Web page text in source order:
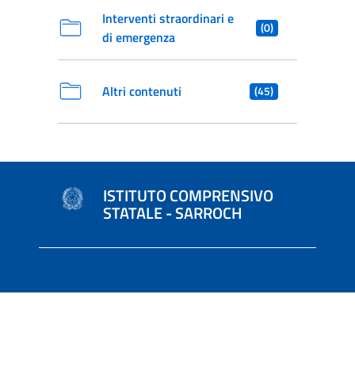
Interventi straordinari e
di emergenza
(0)
Altri contenuti (45)
ISTITUTO COMPRENSIVO
STATALE - SARROCH